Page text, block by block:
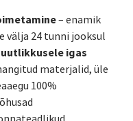
– enamik
välja 24 tunni jooksul
igas
materjalid, üle
100%